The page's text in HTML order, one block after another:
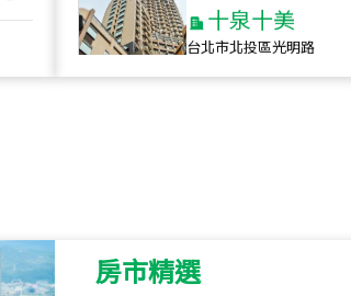
台北市北投區光明路
115
房市精選